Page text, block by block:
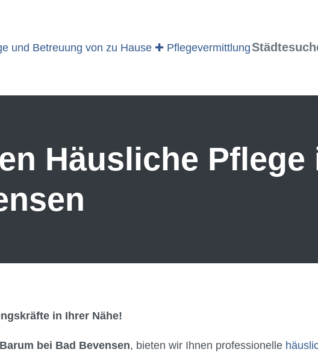
Häusliche
in Ihrer Nähe!
Barum bei Bad Bevensen, bieten wir Ihnen professionelle